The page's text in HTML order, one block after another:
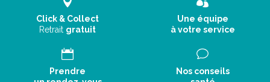
Longtemps pratiqué par les pêcheurs en mer, le lavage de
nez fait aujourd’ hui parti de la tradition populaire dans le
monde entier.
Recommandé par de nombreux médecins ORL, son
traitement doux et efficace est reconnu par la science
Click & Collect
Retrait gratuit
Une équipe
à votre service
Prendre
Nos conseils